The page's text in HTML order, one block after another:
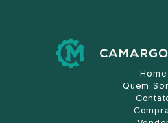
Home
Quem